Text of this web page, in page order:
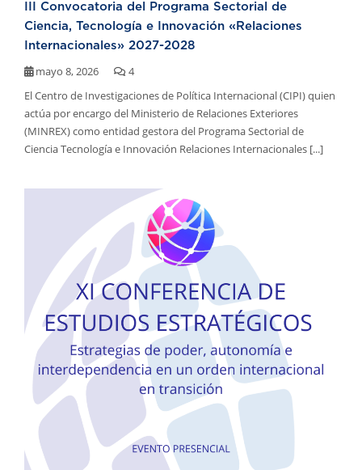
III Convocatoria del Programa Sectorial de
Ciencia, Tecnología e Innovación «Relaciones
Internacionales» 2027-2028
mayo 8, 2026
4
El Centro de Investigaciones de Política Internacional (CIPI) quien
actúa por encargo del Ministerio de Relaciones Exteriores
(MINREX) como entidad gestora del Programa Sectorial de
Ciencia Tecnología e Innovación Relaciones Internacionales [...]